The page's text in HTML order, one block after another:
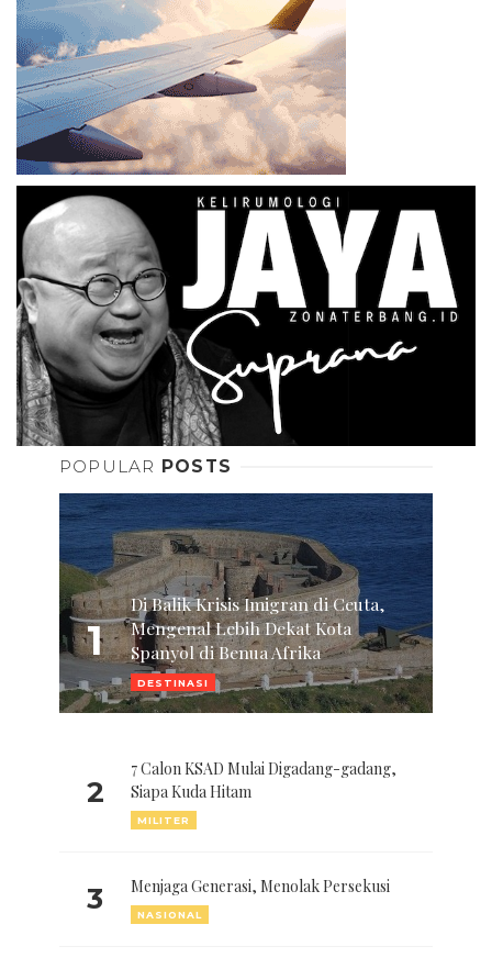
POPULAR POSTS
1
Di Balik Krisis Imigran di Ceuta,
Mengenal Lebih Dekat Kota
Spanyol di Benua Afrika
DESTINASI
2
7 Calon KSAD Mulai Digadang-gadang,
Siapa Kuda Hitam
MILITER
3 Menjaga Generasi, Menolak Persekusi
NASIONAL